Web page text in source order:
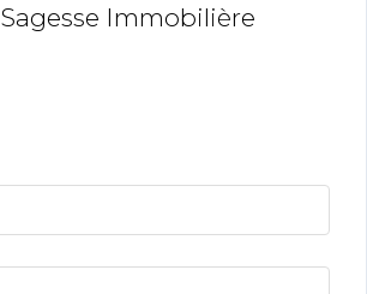
Sagesse Immobilière